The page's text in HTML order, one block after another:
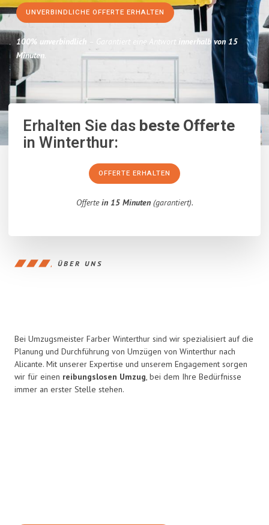
UNVERBINDLICHE OFFERTE ERHALTEN
100% unverbindlich – Garantiert eine Antwort innerhalb von 15
Minuten.
Erhalten Sie dasbeste Offerte
in Winterthur:
OFFERTE ERHALTEN
Offertein 15 Minuten(garantiert).
ÜBER UNS
Bei Umzugsmeister Farber Winterthur sind wir spezialisiert auf die
Planung und Durchführung von Umzügen von Winterthur nach
Alicante. Mit unserer Expertise und unserem Engagement sorgen
wir für einen reibungslosen Umzug, bei dem Ihre Bedürfnisse
immer an erster Stelle stehen.